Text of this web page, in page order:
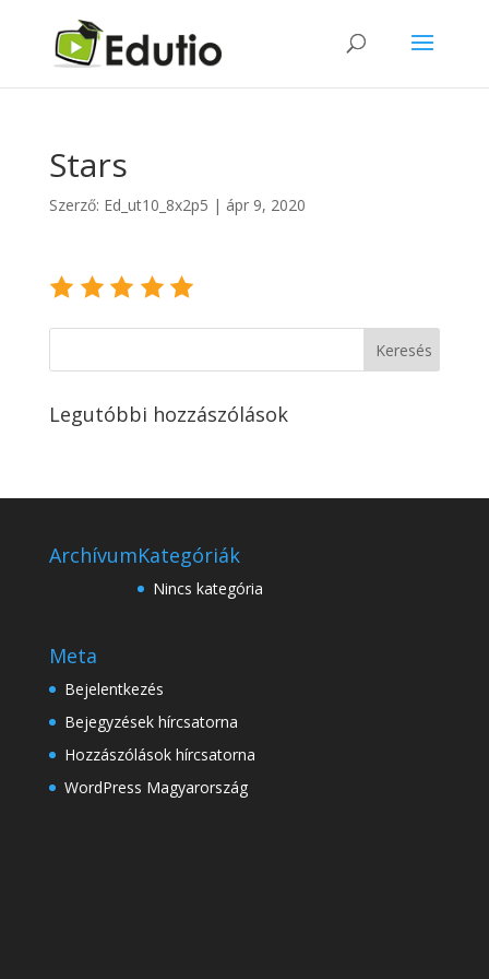
Stars
Szerző: Ed_ut10_8x2p5 | ápr 9, 2020
Legutóbbi hozzászólások
ArchívumKategóriák
Nincs kategória
Meta
Bejelentkezés
Bejegyzések hírcsatorna
Hozzászólások hírcsatorna
WordPress Magyarország